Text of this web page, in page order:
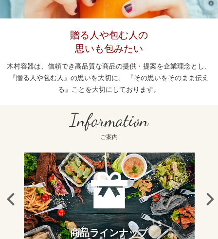
贈る人や包む人の
思いも包みたい
木村容器は、信頼でき高品質な商品の提供・提案を企業理念とし、
『贈る人や包む人』の思いを大切に、
『その思いをそのまま伝え
る』ことを大切にしております。
Information
ご案内
商品ラインナップ